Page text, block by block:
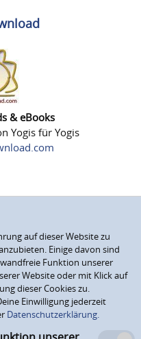
& eBooks
Yogis für Yogis
auf dieser Website zu
Einige davon sind
Funktion unserer
Website oder mit Klick auf
dieser Cookies zu.
Einwilligung jederzeit
Datenschutzerklärung.